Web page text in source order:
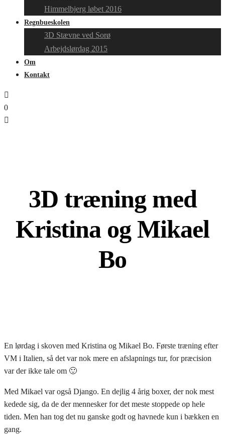
Himmelbjerg løbet 2016
Regnbueskolen
3D Stævne ved Sorø
Arbejdslørdag 2015
Om
Kontakt
0
3D træning med
Kristina og Mikael
Bo
En lørdag i skoven med Kristina og Mikael Bo. Første træning efter
VM i Italien, så det var nok mere en afslapnings tur, for præcision
var der ikke tale om 🙂
Med Mikael var også Django. En dejlig 4 årig boxer, der nok mest
kedede sig, da de der mennesker for det meste stoppede op hele
tiden. Men han tog det nu ganske godt og havnede kun i bækken en
gang.